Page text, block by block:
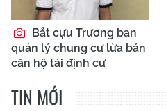
Bắt cựu Trưởng ban
quản lý chung cư lừa bán
căn hộ tái định cư
TIN MỚI